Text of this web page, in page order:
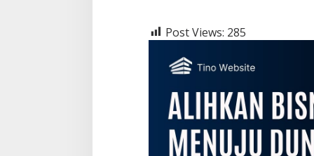
Post Views: 285